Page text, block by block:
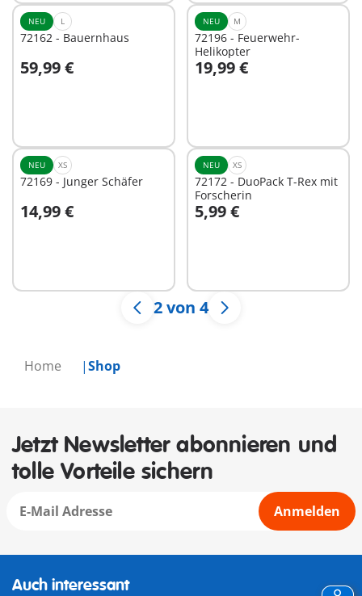
Home Shop
NEU L
72162 - Bauernhaus
59,99 €
In den Warenkorb
NEU M
72196 - Feuerwehr-
Helikopter
19,99 €
In den Warenkorb
NEU XS
72169 - Junger Schäfer
14,99 €
In den Warenkorb
NEU XS
72172 - DuoPack T-Rex mit
Forscherin
5,99 €
In den Warenkorb
2 von 4
Jetzt Newsletter abonnieren und
tolle Vorteile sichern
Anmelden
Auch interessant